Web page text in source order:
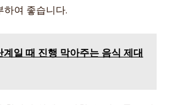
하여 좋습니다.
계일 때 진행 막아주는 음식 제대